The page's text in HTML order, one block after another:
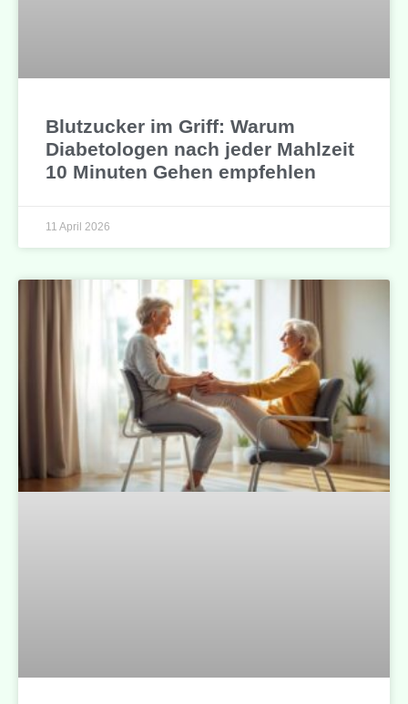
Blutzucker im Griff: Warum
Diabetologen nach jeder Mahlzeit
10 Minuten Gehen empfehlen
11 April 2026